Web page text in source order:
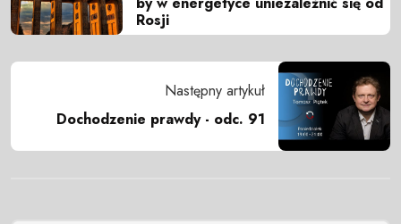
Rosji
Następny artykuł
Dochodzenie prawdy - odc. 91